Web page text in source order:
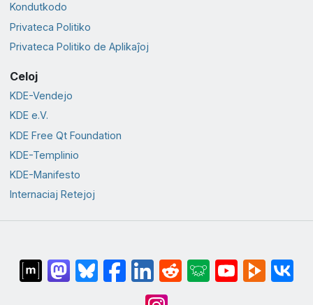
Kondutkodo
Privateca Politiko
Privateca Politiko de Aplikaĵoj
Celoj
KDE-Vendejo
KDE e.V.
KDE Free Qt Foundation
KDE-Templinio
KDE-Manifesto
Internaciaj Retejoj